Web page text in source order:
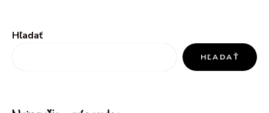
Hľadať
HĽADAŤ